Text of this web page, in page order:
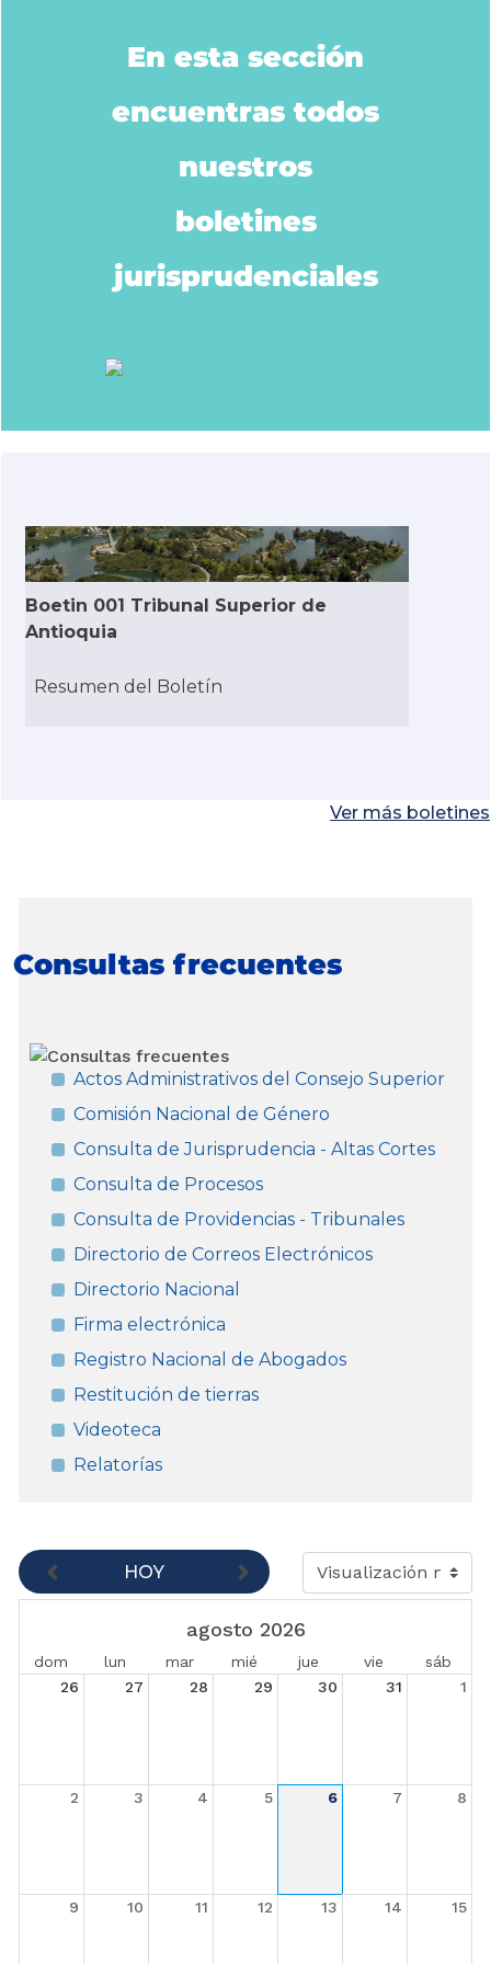
En esta sección
encuentras todos
nuestros
boletines
jurisprudenciales
Boetin 001 Tribunal Superior de
Antioquia
Resumen del Boletín
Ver más boletines
Consultas frecuentes
Actos Administrativos del Consejo Superior
Comisión Nacional de Género
Consulta de Jurisprudencia - Altas Cortes
Consulta de Procesos
Consulta de Providencias - Tribunales
Directorio de Correos Electrónicos
Directorio Nacional
Firma electrónica
Registro Nacional de Abogados
Restitución de tierras
Videoteca
Relatorías
HOY
agosto 2026
dom lun mar mié jue vie
sáb
26
27 28 29 30 31 1
2 3 4 5 6 7 8
9 10 11 12 13 14 15